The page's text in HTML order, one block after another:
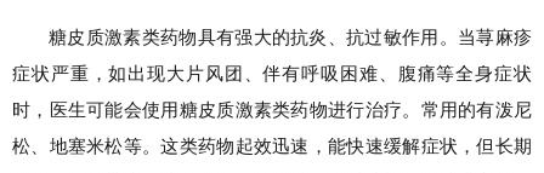
糖皮质激素类药物具有强大的抗炎、抗过敏作用。当荨麻疹
症状严重，如出现大片风团、伴有呼吸困难、腹痛等全身症状
时，医生可能会使用糖皮质激素类药物进行治疗。常用的有泼尼
松、地塞米松等。这类药物起效迅速，能快速缓解症状，但长期